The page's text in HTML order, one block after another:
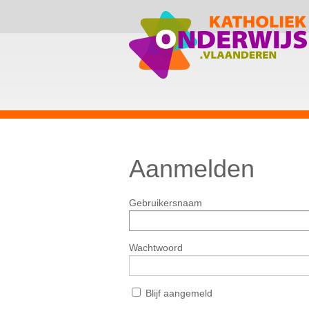
Aanmelden
Gebruikersnaam
Wachtwoord
Blijf aangemeld